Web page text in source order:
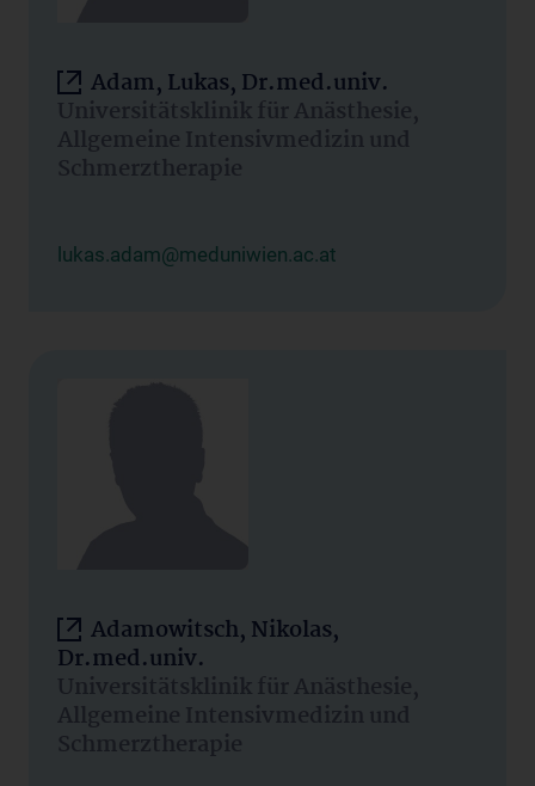
Adam, Lukas, Dr.med.univ.
Universitätsklinik für Anästhesie,
Allgemeine Intensivmedizin und
Schmerztherapie
lukas.adam@meduniwien.ac.at
Adamowitsch, Nikolas,
Dr.med.univ.
Universitätsklinik für Anästhesie,
Allgemeine Intensivmedizin und
Schmerztherapie